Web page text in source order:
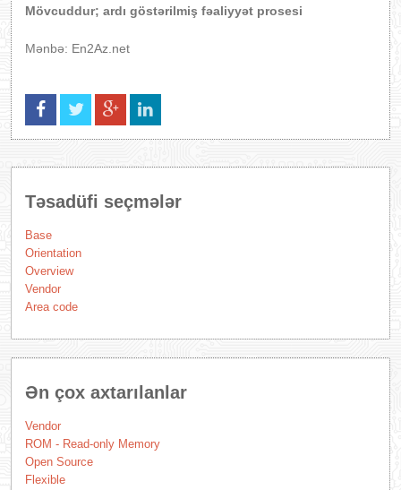
Mövcuddur; ardı göstərilmiş fəaliyyət prosesi
Mənbə: En2Az.net
Təsadüfi seçmələr
Base
Orientation
Overview
Vendor
Area code
Ən çox axtarılanlar
Vendor
ROM - Read-only Memory
Open Source
Flexible